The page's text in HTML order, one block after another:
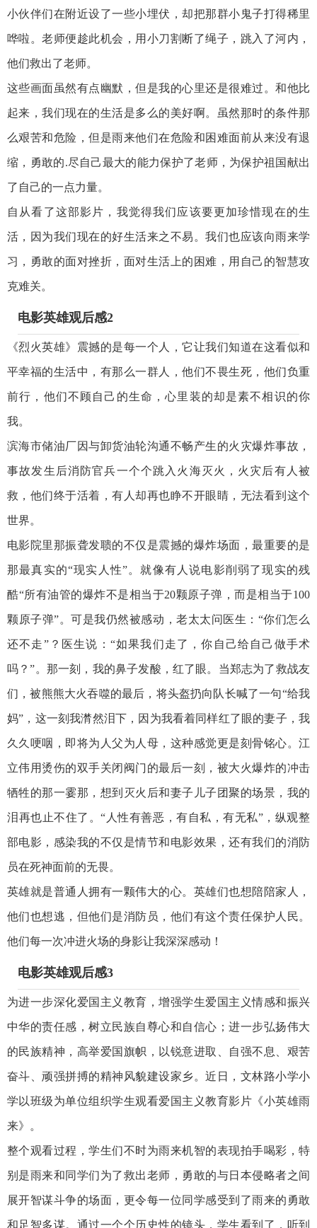
小伙伴们在附近设了一些小埋伏，却把那群小鬼子打得稀里
哗啦。老师便趁此机会，用小刀割断了绳子，跳入了河内，
他们救出了老师。
这些画面虽然有点幽默，但是我的心里还是很难过。和他比
起来，我们现在的生活是多么的美好啊。虽然那时的条件那
么艰苦和危险，但是雨来他们在危险和困难面前从来没有退
缩，勇敢的.尽自己最大的能力保护了老师，为保护祖国献出
了自己的一点力量。
自从看了这部影片，我觉得我们应该要更加珍惜现在的生
活，因为我们现在的好生活来之不易。我们也应该向雨来学
习，勇敢的面对挫折，面对生活上的困难，用自己的智慧攻
克难关。
电影英雄观后感2
《烈火英雄》震撼的是每一个人，它让我们知道在这看似和
平幸福的生活中，有那么一群人，他们不畏生死，他们负重
前行，他们不顾自己的生命，心里装的却是素不相识的你
我。
滨海市储油厂因与卸货油轮沟通不畅产生的火灾爆炸事故，
事故发生后消防官兵一个个跳入火海灭火，火灾后有人被
救，他们终于活着，有人却再也睁不开眼睛，无法看到这个
世界。
电影院里那振聋发聩的不仅是震撼的爆炸场面，最重要的是
那最真实的“现实人性”。就像有人说电影削弱了现实的残
酷“所有油管的爆炸不是相当于20颗原子弹，而是相当于100
颗原子弹”。可是我仍然被感动，老太太问医生：“你们怎么
还不走”？医生说：“如果我们走了，你自己给自己做手术
吗？”。那一刻，我的鼻子发酸，红了眼。当郑志为了救战友
们，被熊熊大火吞噬的最后，将头盔扔向队长喊了一句“给我
妈”，这一刻我潸然泪下，因为我看着同样红了眼的妻子，我
久久哽咽，即将为人父为人母，这种感觉更是刻骨铭心。江
立伟用烫伤的双手关闭阀门的最后一刻，被大火爆炸的冲击
牺牲的那一霎那，想到灭火后和妻子儿子团聚的场景，我的
泪再也止不住了。“人性有善恶，有自私，有无私”，纵观整
部电影，感染我的不仅是情节和电影效果，还有我们的消防
员在死神面前的无畏。
英雄就是普通人拥有一颗伟大的心。英雄们也想陪陪家人，
他们也想逃，但他们是消防员，他们有这个责任保护人民。
他们每一次冲进火场的身影让我深深感动！
电影英雄观后感3
为进一步深化爱国主义教育，增强学生爱国主义情感和振兴
中华的责任感，树立民族自尊心和自信心；进一步弘扬伟大
的民族精神，高举爱国旗帜，以锐意进取、自强不息、艰苦
奋斗、顽强拼搏的精神风貌建设家乡。近日，文林路小学小
学以班级为单位组织学生观看爱国主义教育影片《小英雄雨
来》。
整个观看过程，学生们不时为雨来机智的表现拍手喝彩，特
别是雨来和同学们为了救出老师，勇敢的与日本侵略者之间
展开智谋斗争的场面，更令每一位同学感受到了雨来的勇敢
和足智多谋。通过一个个历史性的镜头，学生看到了，听到